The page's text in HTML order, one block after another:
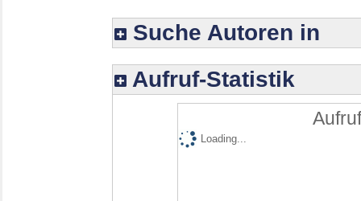
Suche Autoren in
Aufruf-Statistik
Loading...